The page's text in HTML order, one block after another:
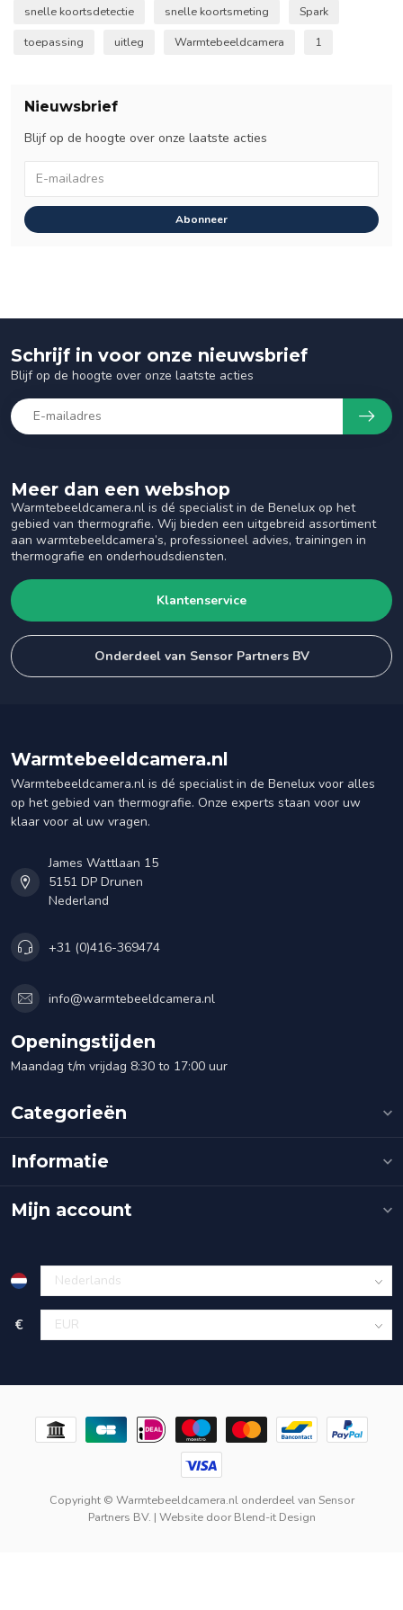
snelle koortsdetectie snelle koortsmeting
Spark
toepassing
uitleg Warmtebeeldcamera 1
Nieuwsbrief
Blijf op de hoogte over onze laatste acties
Abonneer
Meer dan een webshop
Warmtebeeldcamera.nl is dé specialist in de Benelux op het
gebied van thermografie. Wij bieden een uitgebreid assortiment
aan warmtebeeldcamera’s, professioneel advies, trainingen in
thermografie en onderhoudsdiensten.
Klantenservice
Onderdeel van Sensor Partners BV
Schrijf in voor onze nieuwsbrief
Blijf op de hoogte over onze laatste acties
Warmtebeeldcamera.nl
Warmtebeeldcamera.nl is dé specialist in de Benelux voor alles
op het gebied van thermografie. Onze experts staan voor uw
klaar voor al uw vragen.
James Wattlaan 15
5151 DP Drunen
Nederland
+31 (0)416-369474
info@warmtebeeldcamera.nl
Openingstijden
Maandag t/m vrijdag 8:30 to 17:00 uur
Categorieën
Informatie
Mijn account
€
Copyright © Warmtebeeldcamera.nl onderdeel van Sensor
Partners BV. | Website doorBlend-it Design